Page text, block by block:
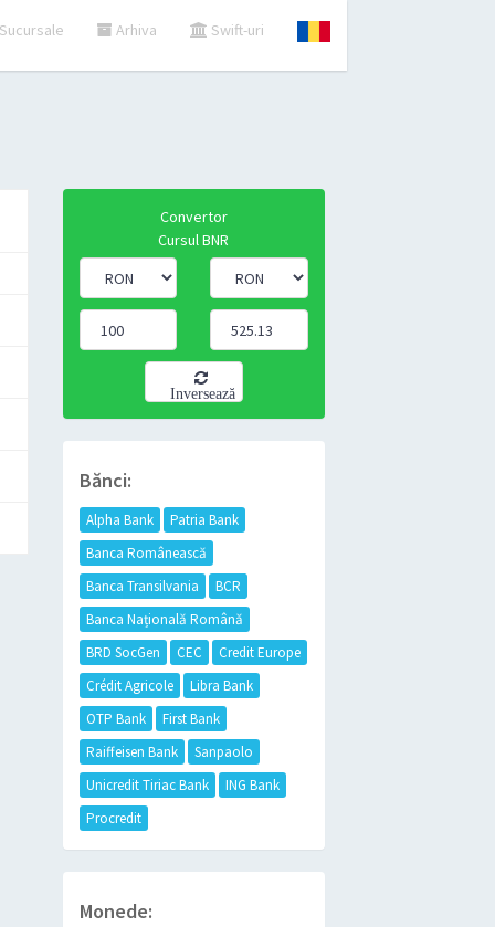
Arhiva Swift-uri
Convertor
Cursul BNR
Inversează
Bănci:
Alpha Bank
Patria Bank
Banca Românească
Banca Transilvania
BCR
Banca Națională Română
BRD SocGen
CEC
Credit Europe
Crédit Agricole
Libra Bank
OTP Bank
First Bank
Raiffeisen Bank
Sanpaolo
Unicredit Tiriac Bank
ING Bank
Procredit
Monede: